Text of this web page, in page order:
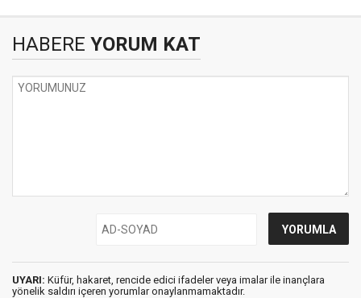
HABERE YORUM KAT
UYARI: Küfür, hakaret, rencide edici ifadeler veya imalar ile inançlara
yönelik saldırı içeren yorumlar onaylanmamaktadır.